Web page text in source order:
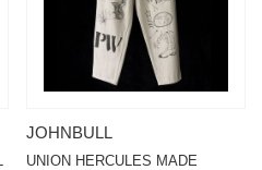
JOHNBULL
UNION HERCULES MADE